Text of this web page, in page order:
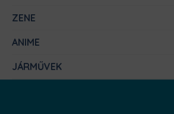
ZENE
ANIME
JÁRMŰVEK